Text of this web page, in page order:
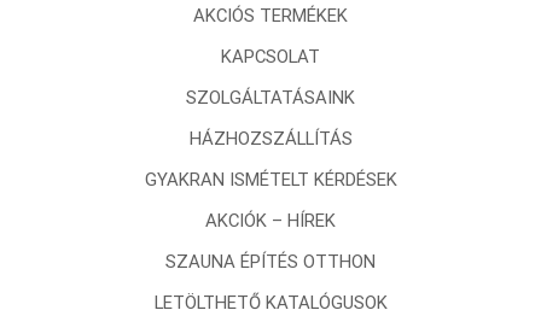
AKCIÓS TERMÉKEK
KAPCSOLAT
SZOLGÁLTATÁSAINK
HÁZHOZSZÁLLÍTÁS
GYAKRAN ISMÉTELT KÉRDÉSEK
AKCIÓK – HÍREK
SZAUNA ÉPÍTÉS OTTHON
LETÖLTHETŐ KATALÓGUSOK